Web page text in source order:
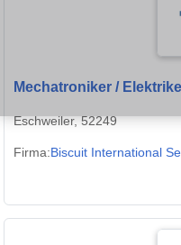
Mechatroniker /
Eschweiler, 52249
Firma:Biscuit International